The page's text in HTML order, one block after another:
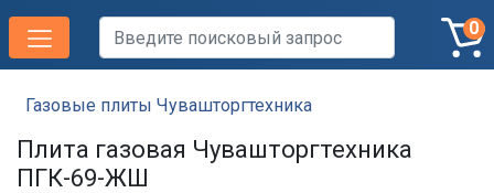
0
Газовые плиты Чувашторгтехника
Плита газовая Чувашторгтехника
ПГК-69-ЖШ